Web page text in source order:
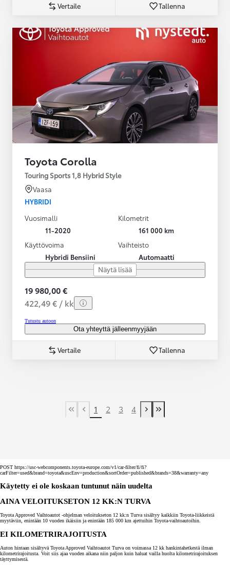
Vertaile Tallenna
Toyota Corolla
Touring Sports 1,8 Hybrid Style
Vaasa
HYBRIDI
Vuosimalli
11-2020
Kilometrit
161 000 km
Käyttövoima
Hybridi Bensiini
Vaihteisto
Automaatti
Näytä lisää
19 980,00 €
422,49 € / kk
Tutustu autoon
Ota yhteyttä jälleenmyyjään
Vertaile Tallenna
First Page
Previous page
1 2 3 4
Next page
Last Page
POST https://usc-webcomponents.toyota-europe.com/v1/car-filter/fi/fi?
carFilter=used&brand=toyota&uscEnv=production&sortOrder=published&brands=38&warranty=any
Käytetty ei ole koskaan tuntunut näin uudelta
AINA VELOITUKSETON 12 KK:N TURVA
Toyota Approved Vaihtoautot -ohjelman veloitukseton 12 kk:n Turva sisältyy kaikkiin Toyota-liikkeistä
myytäviin, enintään 10 vuoden ikäisiin ja enintään 185 000 km ajettuihin Toyota-vaihtoautoihin.
EI KILOMETRIRAJOITUSTA
Auton hintaan sisältyvä Toyota Approved Vaihtoautot Turva on voimassa 12 kk hankintahetkestä ilman
kilometrirajoitusta. Voit siis ajaa vuoden aikana niin paljon kuin haluat vailla huolta kilometrirajoituksen
täyttymisestä.